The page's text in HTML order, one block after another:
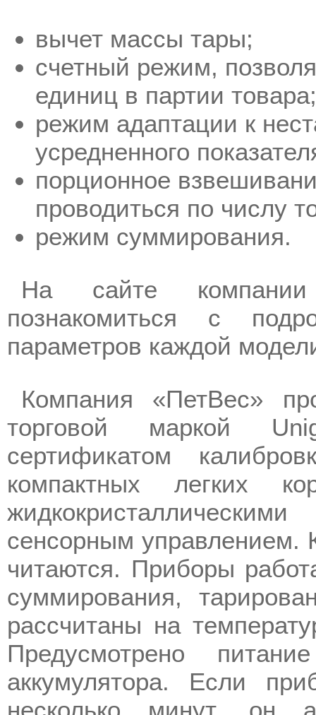
вычет массы тары;
счетный режим,
единиц в партии товара;
режим адаптации к
усредненного
порционное
проводиться по числу
режим суммирования.
На сайте компании
познакомиться с
параметров каждой
Компания «ПетВес»
торговой маркой
сертификатом
компактных легких
сенсорным управлением.
читаются. Приборы
суммирования,
рассчитаны на
Предусмотрено
аккумулятора. Если